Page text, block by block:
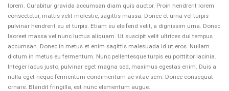
lorem. Curabitur gravida accumsan diam quis auctor. Proin hendrerit lorem
consectetur, mattis velit molestie, sagittis massa. Donec et urna vel turpis
pulvinar hendrerit eu et turpis. Etiam eu eleifend velit, a dignissim urna. Donec
laoreet massa vel nunc luctus aliquam. Ut suscipit velit ultrices dui tempus
accumsan. Donec in metus et enim sagittis malesuada id ut eros. Nullam
dictum in metus eu fermentum. Nunc pellentesque turpis eu porttitor lacinia.
Integer lacus justo, pulvinar eget magna sed, maximus egestas enim. Duis a
nulla eget neque fermentum condimentum ac vitae sem. Donec consequat
ornare. Blandit fringilla, est nunc elementum augue.